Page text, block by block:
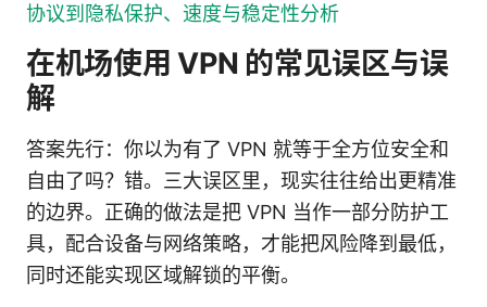
协议到隐私保护、速度与稳定性分析
在机场使用 VPN 的常见误区与误
解
答案先行：你以为有了 VPN 就等于全方位安全和
自由了吗？错。三大误区里，现实往往给出更精准
的边界。正确的做法是把 VPN 当作一部分防护工
具，配合设备与网络策略，才能把风险降到最低，
同时还能实现区域解锁的平衡。